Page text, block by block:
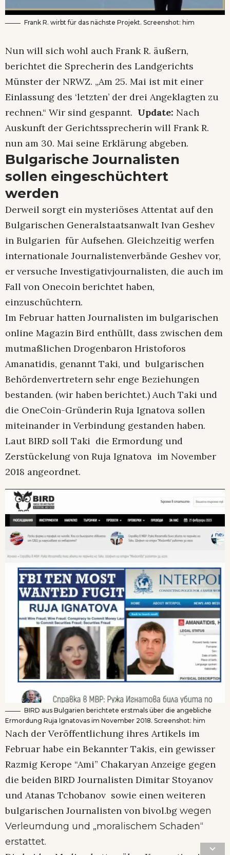
Frank R. wirbt für das nächste Projekt. Screenshot: him
Nun will sich wohl auch Frank R. äußern,
berichtet die Sprecherin des Landgerichts
Münster der NRWZ. „Am 25. Mai ist mit einer
Einlassung des ‘letzten’ der drei Angeklagten zu
rechnen.“ Wir sind gespannt. Update: Nach
Auskunft der Gerichtssprecherin will Frank R.
nun am 30. Mai seine Erklärung abgeben.
Bulgarische Journalisten
sollen eingeschüchtert
werden
Derweil sorgt ein mysteriöses Attentat auf den
Bulgarischen Generalstaatsanwalt Ivan Geshev
in Bulgarien für Aufsehen. Gleichzeitig werfen
internationale Journalistenverbände Geshev vor,
er versuche Investigativjournalisten, die auch im
Fall von Onecoin berichtet haben,
einzuschüchtern.
Im Februar hatten Journalisten im bulgarischen
online Magazin Bird enthüllt, dass zwischen dem
mutmaßlichen Drogenbaron Hristoforos
Amanatidis, genannt Taki, und bulgarischen
Behördenvertretern sehr enge Beziehungen
bestanden. (wir haben berichtet.) Auch Taki und
die OneCoin-Gründerin Ruja Ignatova sollen
miteinander in Verbindung gestanden haben.
Laut BIRD soll Taki die Ermordung und
Zerstückelung von Ruja Ignatova im November
2018 angeordnet.
BIRD aus Bulgarien berichtete erstmals über die angebliche
Ermordung Ruja Ignatovas im November 2018. Screenshot: him
Nach der Veröffentlichung ihres Artikels im
Februar habe ein Bekannter Takis, ein gewisser
Razmig Kerope “Ami” Chakaryan Anzeige gegen
die beiden BIRD Journalisten Dimitar Stoyanov
und Atanas Tchobanov sowie einen weiteren
bulgarischen Journalisten von bivol.bg wegen
Verleumdung und „moralischem Schaden“
erstattet.